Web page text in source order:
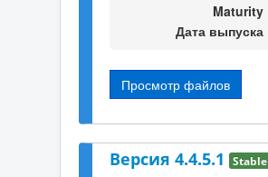
Maturity
Дата выпуска
Просмотр файлов
Версия 4.4.5.1 Stable